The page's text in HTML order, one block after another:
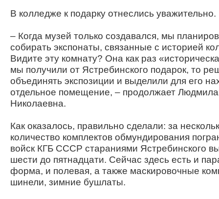
В колледже к подарку отнеслись уважительно.
– Когда музей только создавался, мы
собирать экспонаты, связанные с историей
Видите эту комнату? Она как раз
мы получили от Ястребинского подарок, то
объединять экспозиции и выделили для его
отдельное помещение, – продолжает Людмила
Николаевна.
Как оказалось, правильно сделали: за
количество комплектов обмундирования
войск КГБ СССР стараниями Ястребинского
шести до пятнадцати. Сейчас здесь есть и
форма, и полевая, а также маскировочные
шинели, зимние бушлаты.